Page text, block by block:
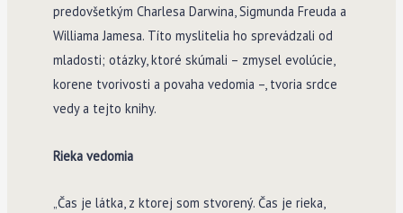
predovšetkým Charlesa Darwina, Sigmunda Freuda a
Williama Jamesa. Títo myslitelia ho sprevádzali od
mladosti; otázky, ktoré skúmali – zmysel evolúcie,
korene tvorivosti a povaha vedomia –, tvoria srdce
vedy a tejto knihy.
Rieka vedomia
„Čas je látka, z ktorej som stvorený. Čas je rieka,